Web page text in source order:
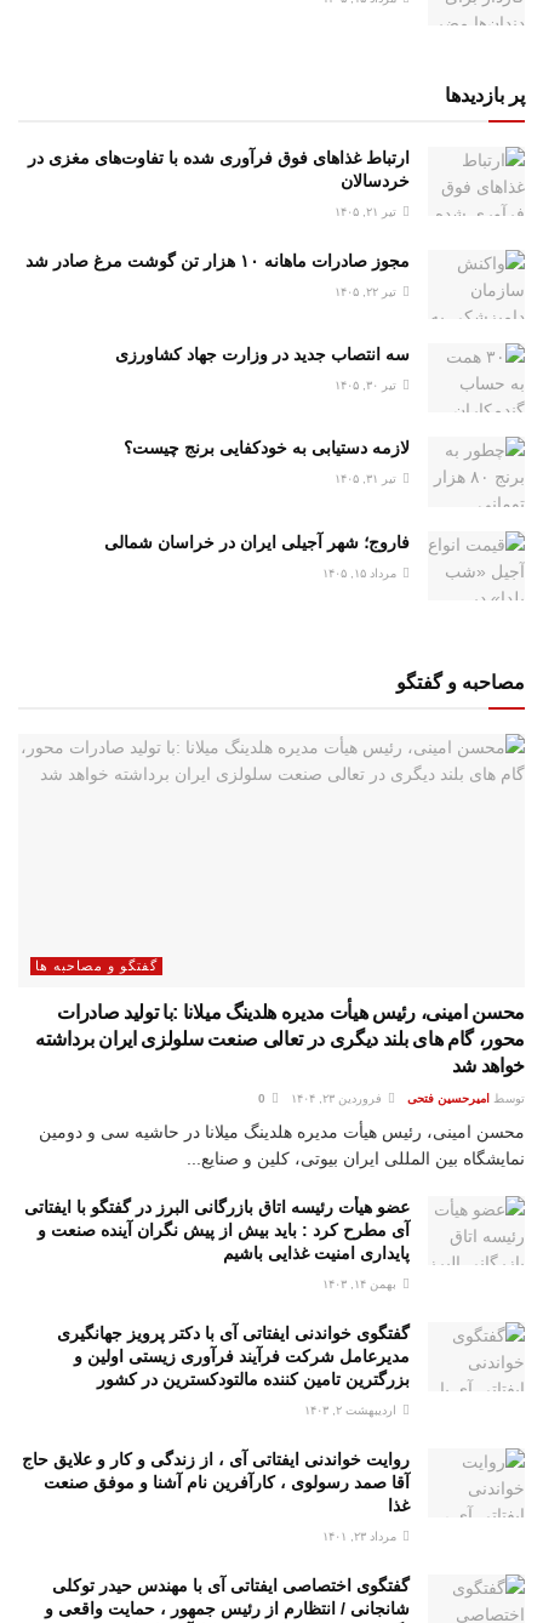
پر بازدیدها
ارتباط غذاهای فوق فرآوری شده با تفاوت‌های مغزی در
خردسالان
تیر ۲۱, ۱۴۰۵
مجوز صادرات ماهانه ۱۰ هزار تن گوشت مرغ صادر شد
تیر ۲۲, ۱۴۰۵
سه انتصاب جدید در وزارت جهاد کشاورزی
تیر ۳۰, ۱۴۰۵
لازمه دستیابی به خودکفایی برنج چیست؟
تیر ۳۱, ۱۴۰۵
فاروج؛ شهر آجیلی ایران در خراسان شمالی
مرداد ۱۵, ۱۴۰۵
مصاحبه و گفتگو
گفتگو و مصاحبه ها
محسن امینی، رئیس هیأت مدیره هلدینگ میلانا :با تولید صادرات
محور، گام های بلند دیگری در تعالی صنعت سلولزی ایران برداشته
خواهد شد
توسط امیرحسین فتحی فروردین ۲۳, ۱۴۰۴
محسن امینی، رئیس هیأت مدیره هلدینگ میلانا در حاشیه سی و دومین
نمایشگاه بین المللی ایران بیوتی، کلین و صنایع...
عضو هیأت رئیسه اتاق بازرگانی البرز در گفتگو با ایفتاتی
آی مطرح کرد : باید بیش از پیش نگران آینده صنعت و
پایداری امنیت غذایی باشیم
بهمن ۱۴, ۱۴۰۳
گفتگوی خواندنی ایفتاتی آی با دکتر پرویز جهانگیری
مدیرعامل شرکت فرآیند فرآوری زیستی اولین و
بزرگترین تامین کننده مالتودکسترین در کشور
اردیبهشت ۲, ۱۴۰۳
روایت خواندنی ایفتاتی آی ، از زندگی و کار و علایق حاج
آقا صمد رسولوی ، کارآفرین نام آشنا و موفق صنعت
غذا
مرداد ۲۳, ۱۴۰۱
گفتگوی اختصاصی ایفتاتی آی با مهندس حیدر توکلی
شانجانی / انتظارم از رئیس جمهور ، حمایت واقعی و